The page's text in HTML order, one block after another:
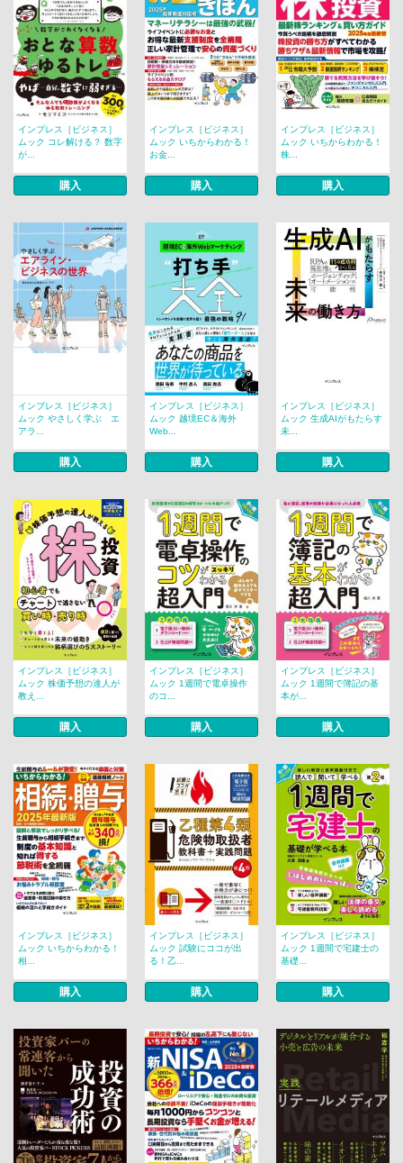
インプレス［ビジネス］
ムック コレ解ける？ 数字
が...
購入
インプレス［ビジネス］
ムック いちからわかる！
お金...
購入
インプレス［ビジネス］
ムック いちからわかる！
株...
購入
インプレス［ビジネス］
ムック やさしく学ぶ エ
アラ...
購入
インプレス［ビジネス］
ムック 越境EC＆海外
Web...
購入
インプレス［ビジネス］
ムック 生成AIがもたらす
未...
購入
インプレス［ビジネス］
ムック 株価予想の達人が
教え...
購入
インプレス［ビジネス］
ムック 1週間で電卓操作
のコ...
購入
インプレス［ビジネス］
ムック 1週間で簿記の基
本が...
購入
インプレス［ビジネス］
ムック いちからわかる！
相...
購入
インプレス［ビジネス］
ムック 試験にココが出
る！乙...
購入
インプレス［ビジネス］
ムック 1週間で宅建士の
基礎...
購入